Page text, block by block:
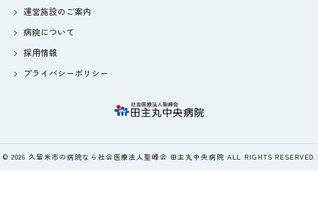
運営施設のご案内
病院について
採用情報
プライバシーポリシー
© 2026 久留米市の病院なら社会医療法人聖峰会 田主丸中央病院 ALL RIGHTS RESERVED.